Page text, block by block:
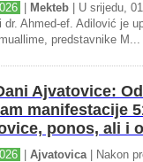
Mekteb | U srijedu,
dr. Ahmed-ef. Adilović je
predstavnike M...
Ajvatovice:
manifestacije
ponos, ali i
Ajvatovica| Nakon